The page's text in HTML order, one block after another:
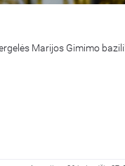
Marijos Gimimo